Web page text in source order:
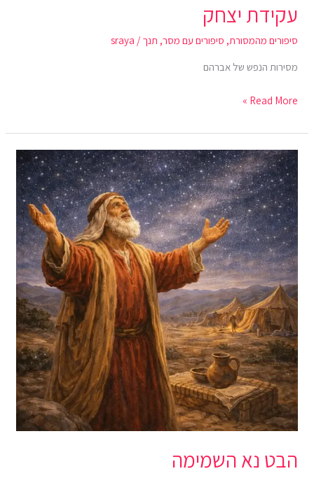
עקידת יצחק
סיפורים מהמסורת, סיפורים עם מסר, תנך /
sraya
מסירות הנפש של אברהם
Read More »
הבט נא השמימה
הבט
נא
השמימה